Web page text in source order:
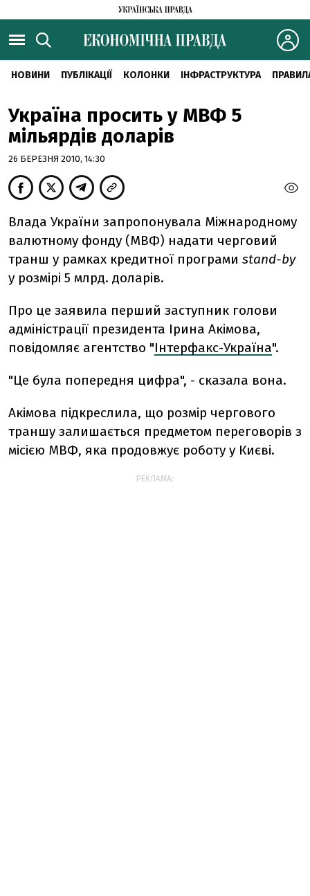
НОВИНИ ПУБЛІКАЦІЇ КОЛОНКИ ІНФРАСТРУКТУРА
Україна просить у МВФ 5
мільярдів доларів
26 БЕРЕЗНЯ 2010, 14:30
Влада України запропонувала Міжнародному
валютному фонду (МВФ) надати черговий
транш у рамках кредитної програми stand-by
у розмірі 5 млрд. доларів.
Про це заявила перший заступник голови
адміністрації президента Ірина Акімова,
повідомляє агентство "Інтерфакс-Україна".
"Це була попередня цифра", - сказала вона.
Акімова підкреслила, що розмір чергового
траншу залишається предметом переговорів з
місією МВФ, яка продовжує роботу у Києві.
РЕКЛАМА: